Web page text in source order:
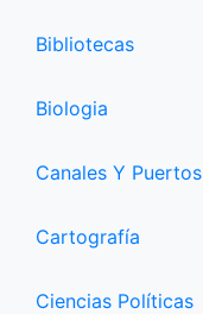
Bibliotecas
Biologia
Canales Y Puertos
Cartografía
Ciencias Políticas